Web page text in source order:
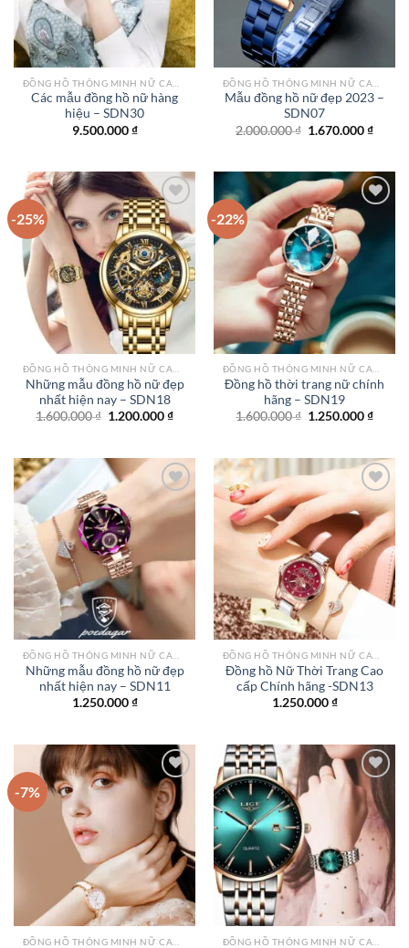
Các mẫu đồng hồ nữ hàng
hiệu – SDN30
9.500.000₫
Mẫu đồng hồ nữ đẹp 2023 –
SDN07
2.000.000₫ Giá
1.670.000₫Giá
-25%
Add to
wishlist
Những mẫu đồng hồ nữ đẹp
nhất hiện nay – SDN18
1.600.000₫ Giá
1.200.000₫Giá
1.200.000 ₫.
-22%
Add to
wishlist
Đồng hồ thời trang nữ chính
hãng – SDN19
1.600.000₫ Giá
1.250.000₫Giá
Những mẫu đồng hồ nữ đẹp
nhất hiện nay – SDN11
1.250.000₫
Add to
wishlist
Đồng hồ Nữ Thời Trang Cao
cấp Chính hãng -SDN13
1.250.000₫
-7%
Add to
wishlist
Add to
wishlist